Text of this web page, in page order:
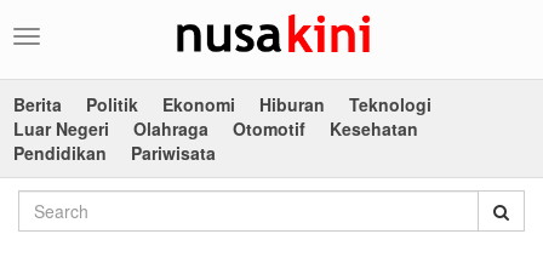
Toggle
Berita
Politik Ekonomi Hiburan
Teknologi
Luar Negeri
Olahraga Otomotif
Kesehatan
Pendidikan
Pariwisata